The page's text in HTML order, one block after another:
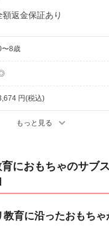
返金保証あり
〜8歳
円(税込)
もっと見る
におもちゃのサブ
教育に沿ったおもちゃ